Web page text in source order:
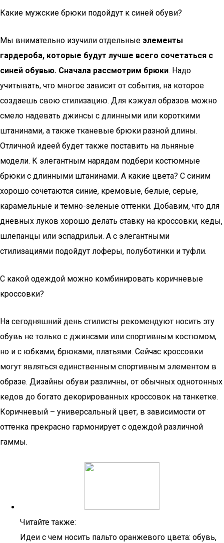
Какие мужские брюки подойдут к синей обуви?
Мы внимательно изучили отдельные элементы
гардероба, которые будут лучше всего сочетаться с
синей обувью. Сначала рассмотрим брюки. Надо
учитывать, что многое зависит от события, на которое
создаешь свою стилизацию. Для кэжуал образов можно
смело надевать джинсы с длинными или короткими
штанинами, а также тканевые брюки разной длины.
Отличной идеей будет также поставить на льняные
модели. К элегантным нарядам подбери костюмные
брюки с длинными штанинами. А какие цвета? С синим
хорошо сочетаются синие, кремовые, белые, серые,
карамельные и темно-зеленые оттенки. Добавим, что для
дневных луков хорошо делать ставку на кроссовки, кеды,
шлепанцы или эспадрильи. А с элегантными
стилизациями подойдут лоферы, полуботинки и туфли.
С какой одеждой можно комбинировать коричневые
кроссовки?
На сегодняшний день стилисты рекомендуют носить эту
обувь не только с джинсами или спортивным костюмом,
но и с юбками, брюками, платьями. Сейчас кроссовки
могут являться единственным спортивным элементом в
образе. Дизайны обуви различны, от обычных однотонных
кедов до богато декорированных кроссовок на танкетке.
Коричневый – универсальный цвет, в зависимости от
оттенка прекрасно гармонирует с одеждой различной
гаммы.
Читайте также:
Идеи с чем носить пальто оранжевого цвета: обувь,